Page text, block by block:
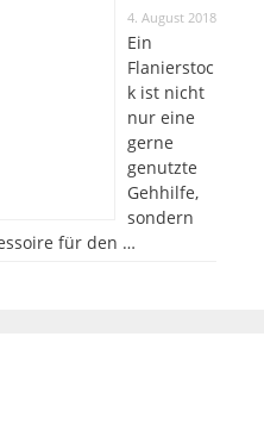
4. August 2018
Ein
Flanierstoc
k ist nicht
nur eine
gerne
genutzte
Gehhilfe,
sondern
für den …